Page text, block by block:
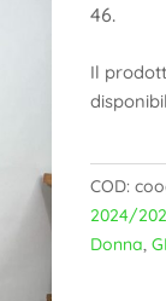
46.
Il
COD:
2024/
Donna,